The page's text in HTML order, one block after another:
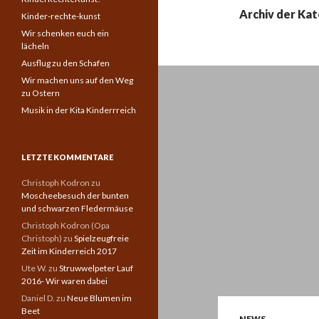
Archiv der
Kinder-rechte-kunst
Wir schenken euch ein
lächeln
Ausflug zu den Schafen
Wir machen uns auf den Weg
zu Ostern
Musik in der Kita Kinderrreich
LETZTE KOMMENTARE
Christoph Kodron zu
Moscheebesuch der bunten
und schwarzen Fledermäuse
Christoph Kodron (Opa
Christoph) zu Spielzeugfreie
Zeit im Kinderreich 2017
Ute W. zu Struwwelpeter Lauf
2016- Wir waren dabei
Daniel D. zu Neue Blumen im
Beet